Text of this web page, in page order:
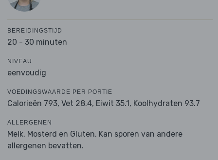
BEREIDINGSTIJD
20 - 30 minuten
NIVEAU
eenvoudig
VOEDINGSWAARDE PER PORTIE
Calorieën 793, Vet 28.4, Eiwit 35.1, Koolhydraten 93.7
ALLERGENEN
Melk, Mosterd en Gluten. Kan sporen van andere
allergenen bevatten.